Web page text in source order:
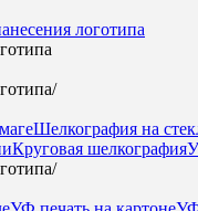
логотипа
/
Шелкография на
Круговая шелкография
/